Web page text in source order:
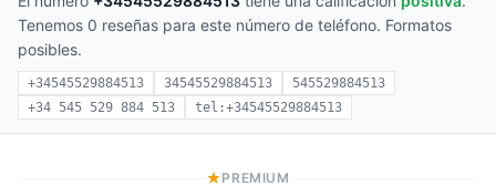
Tenemos 0 reseñas para este número de teléfono. Formatos
posibles.
+34545529884513 34545529884513
545529884513
+34 545 529 884 513
tel:+34545529884513
PREMIUM